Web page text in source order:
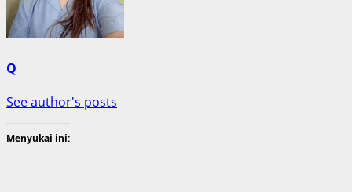
Q
See author's posts
Menyukai ini: